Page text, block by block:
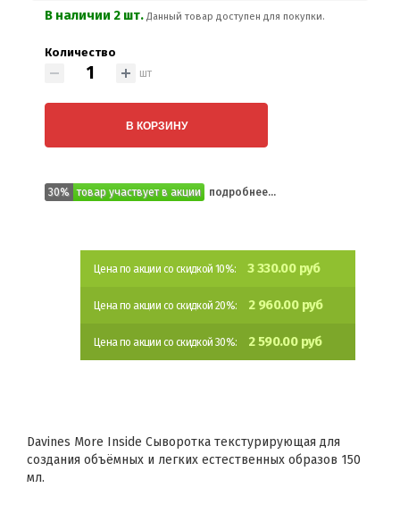
В наличии 2 шт. Данный товар доступен для покупки.
Количество
шт
В КОРЗИНУ
30% товар участвует в акции подробнее...
Цена по акции со скидкой 10%: 3 330.00 руб
Цена по акции со скидкой 20%: 2 960.00 руб
Цена по акции со скидкой 30%: 2 590.00 руб
Davines More Inside Сыворотка текстурирующая для
создания объёмных и легких естественных образов 150
мл.